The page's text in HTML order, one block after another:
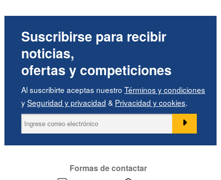
Suscribirse para recibir
noticias,
ofertas y competiciones
Al suscribirte aceptas nuestro Términos y condiciones
ySeguridad y privacidad & Privacidad y cookies.
Formas de contactar